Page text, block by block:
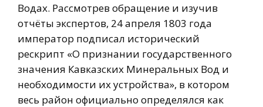
Водах. Рассмотрев обращение и изучив
отчёты экспертов, 24 апреля 1803 года
император подписал исторический
рескрипт «О признании государственного
значения Кавказских Минеральных Вод и
необходимости их устройства», в котором
весь район официально определялся как